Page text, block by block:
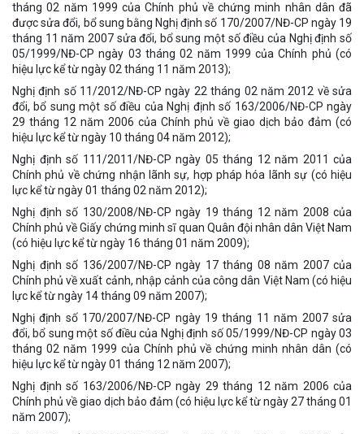
tháng 02 năm 1999 của Chính phủ về chứng minh nhân dân đã
được sửa đổi, bổ sung bằng Nghị định số 170/2007/NĐ-CP ngày 19
tháng 11 năm 2007 sửa đổi, bổ sung một số điều của Nghị định số
05/1999/NĐ-CP ngày 03 tháng 02 năm 1999 của Chính phủ (có
hiệu lực kể từ ngày 02 tháng 11 năm 2013);
Nghị định số 11/2012/NĐ-CP ngày 22 tháng 02 năm 2012 về sửa
đổi, bổ sung một số điều của Nghị định số 163/2006/NĐ-CP ngày
29 tháng 12 năm 2006 của Chính phủ về giao dịch bảo đảm (có
hiệu lực kể từ ngày 10 tháng 04 năm 2012);
Nghị định số 111/2011/NĐ-CP ngày 05 tháng 12 năm 2011 của
Chính phủ về chứng nhận lãnh sự, hợp pháp hóa lãnh sự (có hiệu
lực kể từ ngày 01 tháng 02 năm 2012);
Nghị định số 130/2008/NĐ-CP ngày 19 tháng 12 năm 2008 của
Chính phủ về Giấy chứng minh sĩ quan Quân đội nhân dân Việt Nam
(có hiệu lực kể từ ngày 16 tháng 01 năm 2009);
Nghị định số 136/2007/NĐ-CP ngày 17 tháng 08 năm 2007 của
Chính phủ về xuất cảnh, nhập cảnh của công dân Việt Nam (có hiệu
lực kể từ ngày 14 tháng 09 năm 2007);
Nghị định số 170/2007/NĐ-CP ngày 19 tháng 11 năm 2007 sửa
đổi, bổ sung một số điều của Nghị định số 05/1999/NĐ-CP ngày 03
tháng 02 năm 1999 của Chính phủ về chứng minh nhân dân (có
hiệu lực kể từ ngày 01 tháng 12 năm 2007);
Nghị định số 163/2006/NĐ-CP ngày 29 tháng 12 năm 2006 của
Chính phủ về giao dịch bảo đảm (có hiệu lực kể từ ngày 27 tháng 01
năm 2007);